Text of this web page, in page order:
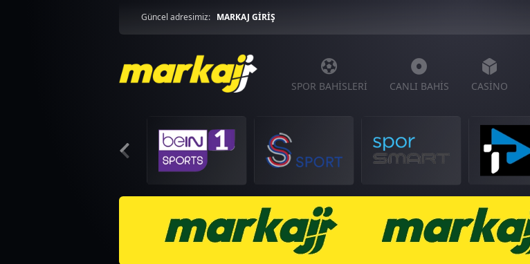
Güncel adresimiz: MARKAJ GİRİŞ
SPOR BAHISLERI CANLI BAHIS CASINO